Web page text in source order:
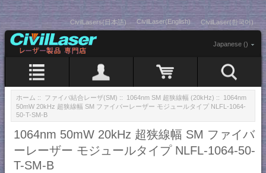
CivilLasers(日本語) CivilLaser(English) CivilLaser(한국어)
Japanese ()
ホーム :: ファイバ結合レーザ(SM) :: 1064nm SM 超狭線幅 (20kHz) :: 1064nm
50mW 20kHz 超狭線幅 SM ファイバーレーザー モジュールタイプ NLFL-1064-
50-T-SM-B
1064nm 50mW 20kHz 超狭線幅 SM ファイバ
ーレーザー モジュールタイプ NLFL-1064-50-
T-SM-B